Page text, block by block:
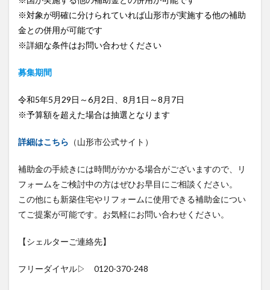
※対象が明確に分けられていれば山形市が実施する他の補助
金との併用が可能です
※詳細な条件はお問い合わせください
募集期間
令和5年5月29日～6月2日、8月1日～8月7日
※予算額を超えた場合は抽選となります
詳細はこちら （山形市公式サイト）
補助金の手続きには時間がかかる場合がございますので、リ
フォームをご検討中の方はぜひお早目にご相談ください。
この他にも新築住宅やリフォームに使用できる補助金につい
てご提案が可能です。お気軽にお問い合わせください。
【シェルターご連絡先】
フリーダイヤル▷ 0120-370-248